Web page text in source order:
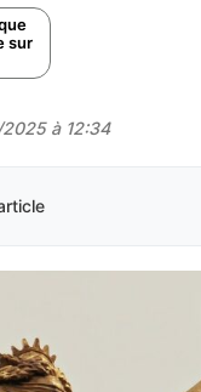
sur
à 12:34